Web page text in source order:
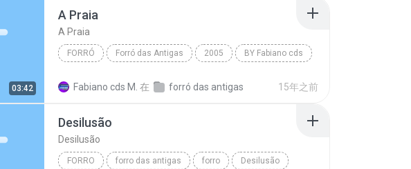
Funk
03:42
A Praia
A Praia
FORRÓ Forró das Antigas 2005 BY Fabiano cds
Fabiano cds M. 在 forró das antigas 15年之前
Desilusão
Desilusão
FORRO forro das antigas forro Desilusão